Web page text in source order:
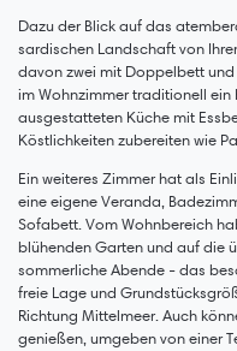
Dazu der Blick auf das
sardischen Landschaft von
davon zwei mit Doppelbett
im Wohnzimmer traditionell
ausgestatteten Küche mit
Köstlichkeiten zubereiten wie
Ein weiteres Zimmer hat als
eine eigene Veranda,
Sofabett. Vom Wohnbereich
blühenden Garten und auf die
sommerliche Abende - das
freie Lage und
Richtung Mittelmeer. Auch
genießen, umgeben von einer